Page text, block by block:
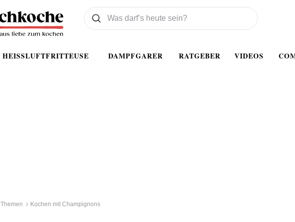
HEISSLUFTFRITTEUSE DAMPFGARER RATGEBER VIDEOS
Was wollen Sie suchen
Suchen
Themen Kochen mit Champignons